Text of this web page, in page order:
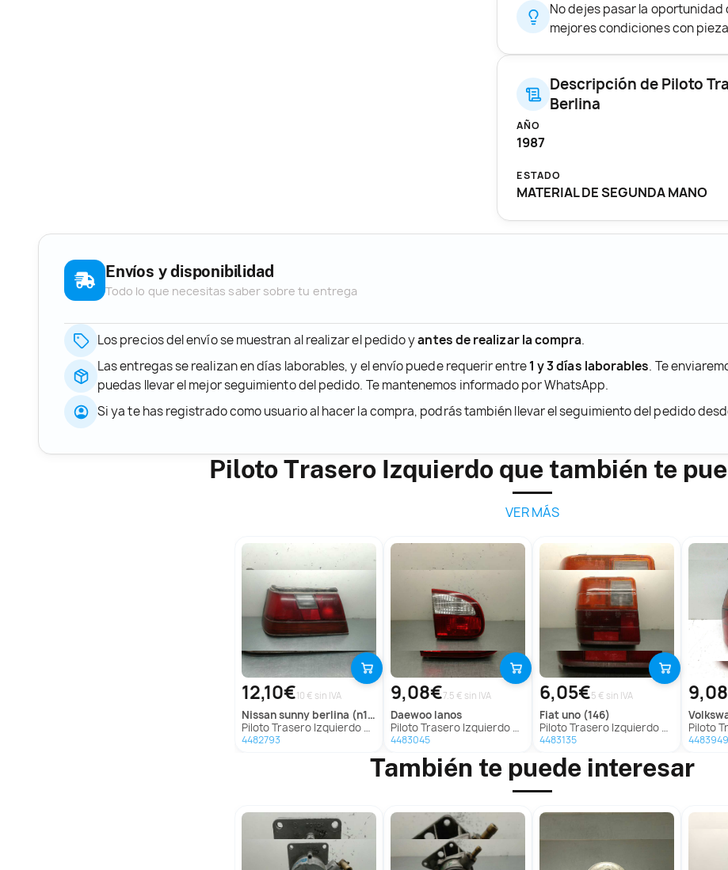
No dejes pasar la oportunidad
mejores condiciones con
Descripción de Piloto
Berlina
AÑO
1987
ESTADO
MATERIAL DE SEGUNDA MANO
Envíos y disponibilidad
Todo lo que necesitas saber sobre tu entrega
Los precios del envío se muestran al realizar el pedido yantes de realizar la compra.
Las entregas se realizan en días laborables, y el envío puede requerir entre1 y 3 días laborables. Te
puedas llevar el mejor seguimiento del pedido. Te mantenemos informado por WhatsApp.
Si ya te has registrado como usuario al hacer la compra, podrás también llevar el seguimiento del pedido
Piloto Trasero Izquierdo que también te
VER MÁS
12,10€10 € sin IVA
nissansunny berlina (n14)
Piloto Trasero Izquierdo para Nissan Sunny Berlina (N14)
4482793
9,08€7.5 € sin IVA
daewoo lanos
Piloto Trasero Izquierdo para Daewoo Lanos
4483045
6,05€5 € sin IVA
fiatuno (146)
Piloto Trasero Izquierdo para Fiat Uno (146)
4483135
Piloto Trasero
4483949
También te puede interesar